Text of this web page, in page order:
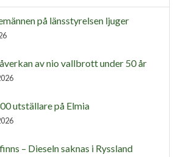
på länsstyrelsen ljuger
av nio vallbrott under 50 år
utställare på Elmia
– Dieseln saknas i Ryssland